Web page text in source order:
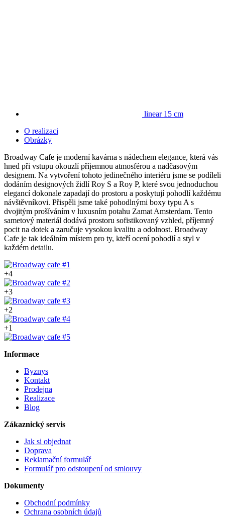
linear 15 cm
O realizaci
Obrázky
Broadway Cafe je moderní kavárna s nádechem elegance, která vás
hned při vstupu okouzlí příjemnou atmosférou a nadčasovým
designem. Na vytvoření tohoto jedinečného interiéru jsme se podíleli
dodáním designových židlí Roy S a Roy P, které svou jednoduchou
elegancí dokonale zapadají do prostoru a poskytují pohodlí každému
návštěvníkovi. Přispěli jsme také pohodlnými boxy typu A s
dvojitým prošíváním v luxusním potahu Zamat Amsterdam. Tento
sametový materiál dodává prostoru sofistikovaný vzhled, příjemný
pocit na dotek a zaručuje vysokou kvalitu a odolnost. Broadway
Cafe je tak ideálním místem pro ty, kteří ocení pohodlí a styl v
každém detailu.
+4
+3
+2
+1
Informace
Byznys
Kontakt
Prodejna
Realizace
Blog
Zákaznický servis
Jak si objednat
Doprava
Reklamační formulář
Formulář pro odstoupení od smlouvy
Dokumenty
Obchodní podmínky
Ochrana osobních údajů